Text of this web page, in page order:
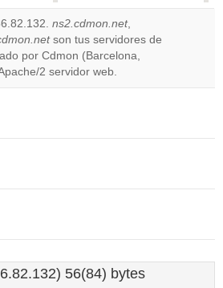
correctly.
Do you
own this
website?
ns2.cdmon.net,
son tus servidores de
por Cdmon (Barcelona,
2 servidor web.
56(84) bytes